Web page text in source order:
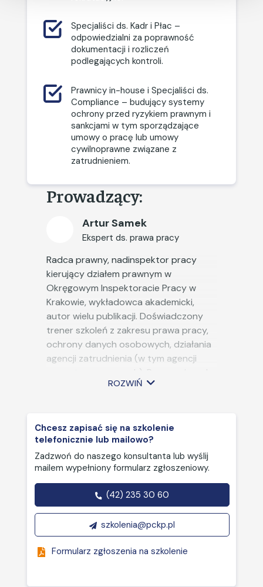
umowach cywilnoprawnych –
czego unikać w zapisach i
praktyce.
Administracyjne
przez PIP: mechanizm
wydawania decyzji
zmieniającej zlecenie w etat,
ścieżka odwoławcza i
sądowa kontrola decyzji
inspektora.
Finanse pod lupą –
kary. Ustawa o
wzmocnieniu stosowania
prawa do jednakowego
wynagrodzenia mężczyzn i
lub za pracę o jednakowej
wartości, w praktyce
kontrolnej:
Nowe uprawnienia PIP:
uprawnienia PIP do badania
luki płacowej,
odpowiedzialność za brak
wartościowania stanowisk
pracy, odpowiedzialność za
brak transparentności w
ogłoszeniach i siatkach płac.
odpowiedzialność osobista
managerów, interpretacje
indywidualne PIP – jak zyskać
„parasol ochronny” dla firmy.
Najczęstsze
nieprawidłowości
stwierdzane podczas
kontroli inspektorów pracy
i ich konsekwencje dla
firmy lub instytucji
Specjaliści ds. Kadr i Płac –
odpowiedzialni za poprawność
dokumentacji i rozliczeń
podlegających kontroli.
Prawnicy in-house i Specjaliści ds.
Compliance – budujący systemy
ochrony przed ryzykiem prawnym i
sankcjami w tym sporządzające
umowy o pracę lub umowy
cywilnoprawne związane z
zatrudnieniem.
Prowadzący:
Artur Samek
Ekspert ds. prawa pracy
Radca prawny, nadinspektor pracy
kierujący działem prawnym w
Okręgowym Inspektoracie Pracy w
Krakowie, wykładowca akademicki,
autor wielu publikacji. Doświadczony
trener szkoleń z zakresu prawa pracy,
ochrony danych osobowych, działania
agencji zatrudnienia (w tym agencji
pracy tymczasowych), Pracowniczych
Planów Kapitałowych oraz ubezpieczeń
poświęcone powyższej tematyce.
ROZWIŃ
Chcesz zapisać się na szkolenie
telefonicznie lub mailowo?
Zadzwoń do naszego konsultanta lub wyślij
mailem wypełniony formularz zgłoszeniowy.
(42) 235 30 60
szkolenia@pckp.pl
Formularz zgłoszenia na szkolenie